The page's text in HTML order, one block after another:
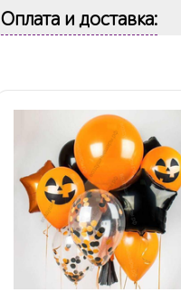
Оплата и доставка: